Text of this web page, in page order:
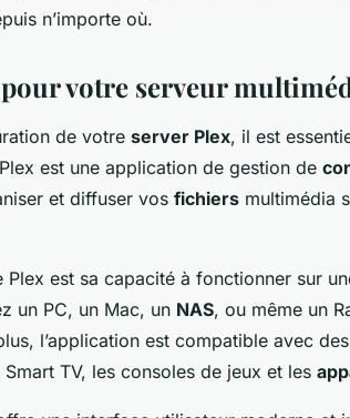
n’importe où.
votre serveur
de votre server Plex, il est
est une application de gestion de
et diffuser vos fichiers multimédia
Plex est sa capacité à fonctionner sur
un PC, un Mac, un NAS, ou même un
l’application est compatible avec
TV, les consoles de jeux et les